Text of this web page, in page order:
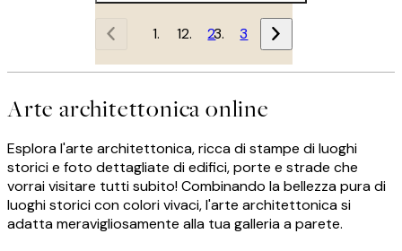
1 2 3
Arte architettonica online
Esplora l'arte architettonica, ricca di stampe di luoghi
storici e foto dettagliate di edifici, porte e strade che
vorrai visitare tutti subito! Combinando la bellezza pura di
luoghi storici con colori vivaci, l'arte architettonica si
adatta meravigliosamente alla tua galleria a parete.